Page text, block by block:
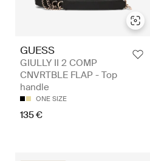
GUESS
GIULLY II 2 COMP
CNVRTBLE FLAP - Top
handle
ONE SIZE
135 €